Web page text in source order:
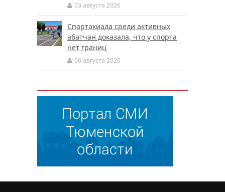
03 августа 2026
Спартакиада среди активных
абатчан доказала, что у спорта
нет границ
06 августа 2026